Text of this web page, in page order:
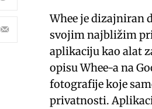
Whee je dizajniran
svojim najbližim
aplikaciju kao alat
opisu Whee-a na
fotografije koje
privatnosti.